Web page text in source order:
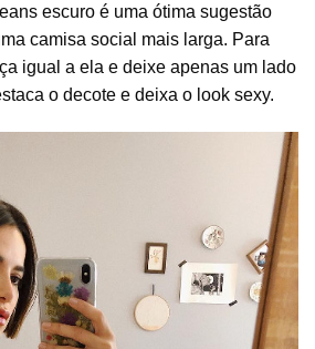
escuro é uma ótima sugestão
camisa social mais larga. Para
igual a ela e deixe apenas um lado
o decote e deixa o look sexy.